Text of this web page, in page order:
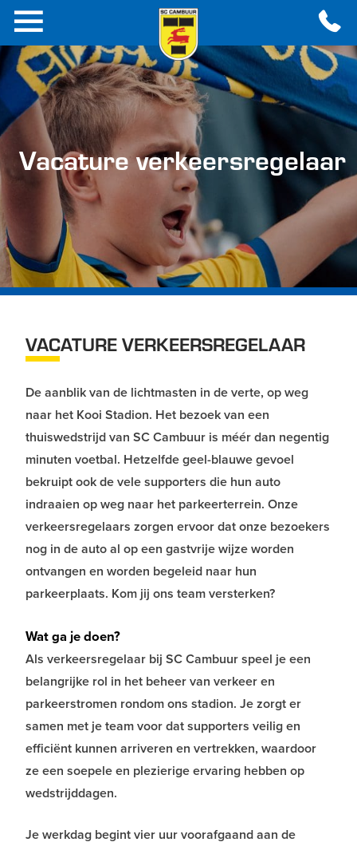
Vacature verkeersregelaar
VACATURE VERKEERSREGELAAR
De aanblik van de lichtmasten in de verte, op weg
naar het Kooi Stadion. Het bezoek van een
thuiswedstrijd van SC Cambuur is méér dan negentig
minuten voetbal. Hetzelfde geel-blauwe gevoel
bekruipt ook de vele supporters die hun auto
indraaien op weg naar het parkeerterrein. Onze
verkeersregelaars zorgen ervoor dat onze bezoekers
nog in de auto al op een gastvrije wijze worden
ontvangen en worden begeleid naar hun
parkeerplaats. Kom jij ons team versterken?
Wat ga je doen?
Als verkeersregelaar bij SC Cambuur speel je een
belangrijke rol in het beheer van verkeer en
parkeerstromen rondom ons stadion. Je zorgt er
samen met je team voor dat supporters veilig en
efficiënt kunnen arriveren en vertrekken, waardoor
ze een soepele en plezierige ervaring hebben op
wedstrijddagen.
Je werkdag begint vier uur voorafgaand aan de